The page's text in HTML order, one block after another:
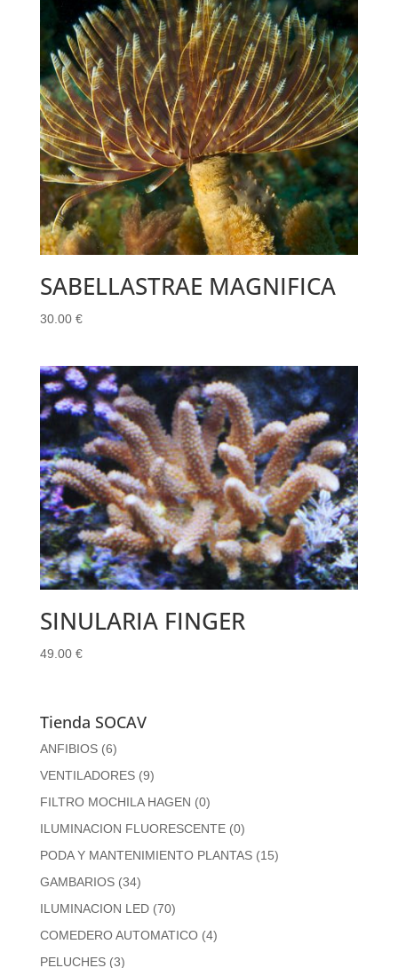
SABELLASTRAE MAGNIFICA
30.00 €
SINULARIA FINGER
49.00 €
Tienda SOCAV
ANFIBIOS (6)
VENTILADORES (9)
FILTRO MOCHILA HAGEN (0)
ILUMINACION FLUORESCENTE (0)
PODA Y MANTENIMIENTO PLANTAS (15)
GAMBARIOS (34)
ILUMINACION LED (70)
COMEDERO AUTOMATICO (4)
PELUCHES (3)